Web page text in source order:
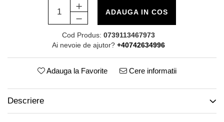
ADAUGA IN COS
Cod Produs: 0739113467973
Ai nevoie de ajutor? +40742634996
Adauga la Favorite Cere informatii
Descriere